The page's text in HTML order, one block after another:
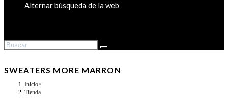
Alternar búsqueda de la web
SWEATERS MORE MARRON
Inicio>
Tienda